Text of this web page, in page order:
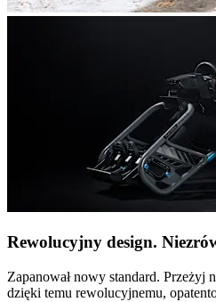
Rewolucyjny design.
Zapanował nowy standard. Przeżyj
dzięki temu rewolucyjnemu,